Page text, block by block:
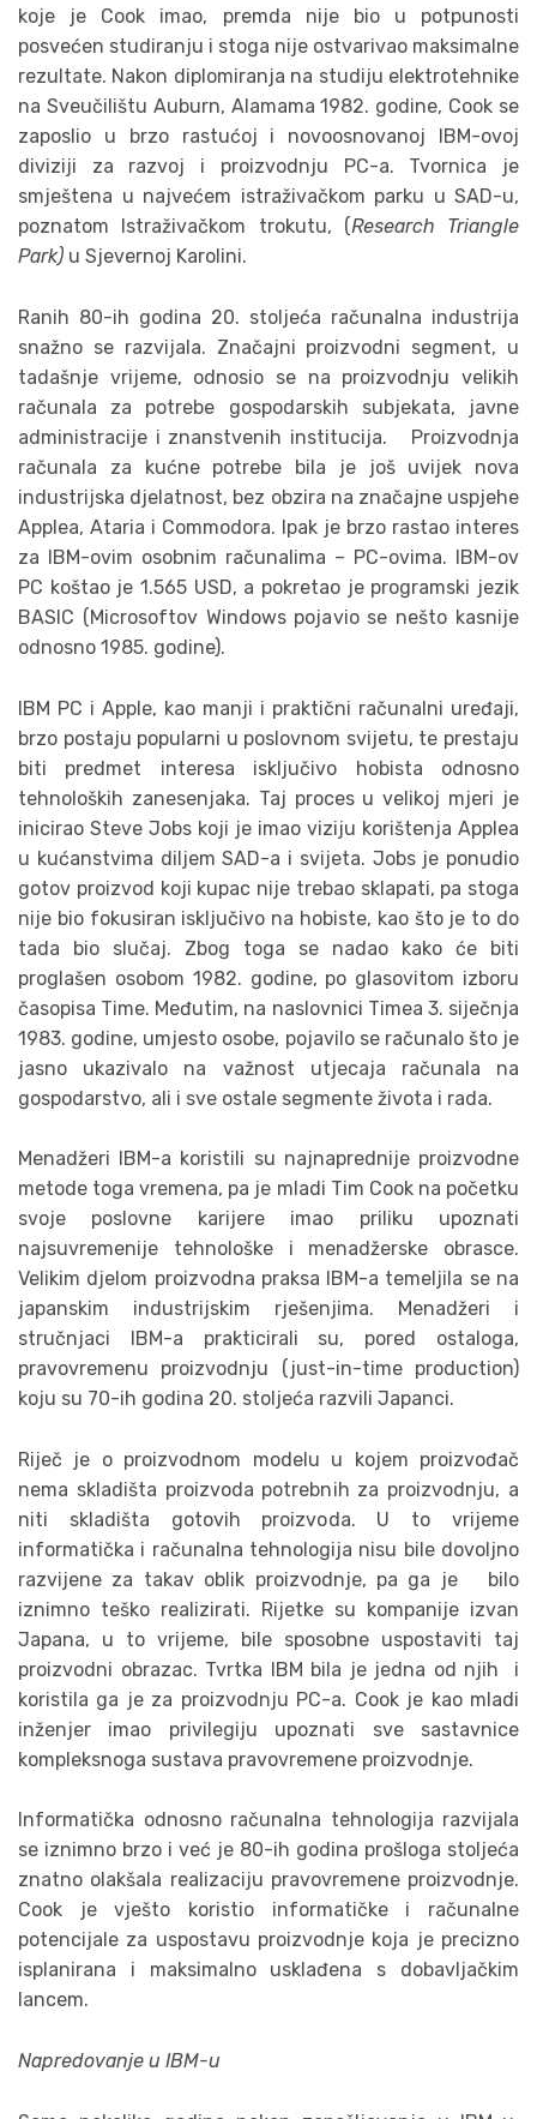
koje je Cook imao, premda nije bio u potpunosti
posvećen studiranju i stoga nije ostvarivao maksimalne
rezultate. Nakon diplomiranja na studiju elektrotehnike
na Sveučilištu Auburn, Alamama 1982. godine, Cook se
zaposlio u brzo rastućoj i novoosnovanoj IBM-ovoj
diviziji za razvoj i proizvodnju PC-a. Tvornica je
smještena u najvećem istraživačkom parku u SAD-u,
poznatom Istraživačkom trokutu, (Research Triangle
Park) u Sjevernoj Karolini.
Ranih 80-ih godina 20. stoljeća računalna industrija
snažno se razvijala. Značajni proizvodni segment, u
tadašnje vrijeme, odnosio se na proizvodnju velikih
računala za potrebe gospodarskih subjekata, javne
administracije i znanstvenih institucija. Proizvodnja
računala za kućne potrebe bila je još uvijek nova
industrijska djelatnost, bez obzira na značajne uspjehe
Applea, Ataria i Commodora. Ipak je brzo rastao interes
za IBM-ovim osobnim računalima – PC-ovima. IBM-ov
PC koštao je 1.565 USD, a pokretao je programski jezik
BASIC (Microsoftov Windows pojavio se nešto kasnije
odnosno 1985. godine).
IBM PC i Apple, kao manji i praktični računalni uređaji,
brzo postaju popularni u poslovnom svijetu, te prestaju
biti predmet interesa isključivo hobista odnosno
tehnoloških zanesenjaka. Taj proces u velikoj mjeri je
inicirao Steve Jobs koji je imao viziju korištenja Applea
u kućanstvima diljem SAD-a i svijeta. Jobs je ponudio
gotov proizvod koji kupac nije trebao sklapati, pa stoga
nije bio fokusiran isključivo na hobiste, kao što je to do
tada bio slučaj. Zbog toga se nadao kako će biti
proglašen osobom 1982. godine, po glasovitom izboru
časopisa Time. Međutim, na naslovnici Timea 3. siječnja
1983. godine, umjesto osobe, pojavilo se računalo što je
jasno ukazivalo na važnost utjecaja računala na
gospodarstvo, ali i sve ostale segmente života i rada.
Menadžeri IBM-a koristili su najnaprednije proizvodne
metode toga vremena, pa je mladi Tim Cook na početku
svoje poslovne karijere imao priliku upoznati
najsuvremenije tehnološke i menadžerske obrasce.
Velikim djelom proizvodna praksa IBM-a temeljila se na
japanskim industrijskim rješenjima. Menadžeri i
stručnjaci IBM-a prakticirali su, pored ostaloga,
pravovremenu proizvodnju (just-in-time production)
koju su 70-ih godina 20. stoljeća razvili Japanci.
Riječ je o proizvodnom modelu u kojem proizvođač
nema skladišta proizvoda potrebnih za proizvodnju, a
niti skladišta gotovih proizvoda. U to vrijeme
informatička i računalna tehnologija nisu bile dovoljno
razvijene za takav oblik proizvodnje, pa ga je bilo
iznimno teško realizirati. Rijetke su kompanije izvan
Japana, u to vrijeme, bile sposobne uspostaviti taj
proizvodni obrazac. Tvrtka IBM bila je jedna od njih i
koristila ga je za proizvodnju PC-a. Cook je kao mladi
inženjer imao privilegiju upoznati sve sastavnice
kompleksnoga sustava pravovremene proizvodnje.
Informatička odnosno računalna tehnologija razvijala
se iznimno brzo i već je 80-ih godina prošloga stoljeća
znatno olakšala realizaciju pravovremene proizvodnje.
Cook je vješto koristio informatičke i računalne
potencijale za uspostavu proizvodnje koja je precizno
isplanirana i maksimalno usklađena s dobavljačkim
lancem.
Napredovanje u IBM-u